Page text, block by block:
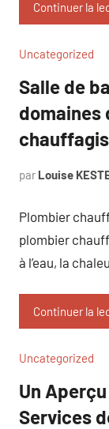
Continuer la
Uncategorized
Salle de
domaines
par Louise
Plombier
plombier
à l’eau, la
Continuer la
Uncategorized
Un
Services